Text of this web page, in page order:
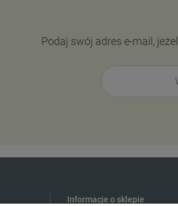
Podaj swój adres e-mail,
Informacje o sklepie